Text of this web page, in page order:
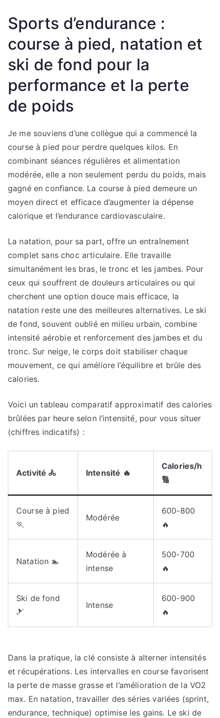
Sports d’endurance :
course à pied, natation et
ski de fond pour la
performance et la perte
de poids
Je me souviens d’une collègue qui a commencé la
course à pied pour perdre quelques kilos. En
combinant séances régulières et alimentation
modérée, elle a non seulement perdu du poids, mais
gagné en confiance. La course à pied demeure un
moyen direct et efficace d’augmenter la dépense
calorique et l’endurance cardiovasculaire.
La natation, pour sa part, offre un entraînement
complet sans choc articulaire. Elle travaille
simultanément les bras, le tronc et les jambes. Pour
ceux qui souffrent de douleurs articulaires ou qui
cherchent une option douce mais efficace, la
natation reste une des meilleures alternatives. Le ski
de fond, souvent oublié en milieu urbain, combine
intensité aérobie et renforcement des jambes et du
tronc. Sur neige, le corps doit stabiliser chaque
mouvement, ce qui améliore l’équilibre et brûle des
calories.
Voici un tableau comparatif approximatif des calories
brûlées par heure selon l’intensité, pour vous situer
(chiffres indicatifs) :
Activité 🚴 Intensité 🔥
Calories/h
🔢
Course à pied
🏃
Modérée
600-800
🔥
Natation 🏊
Modérée à
intense
500-700
🔥
Ski de fond
🎿
Intense
600-900
🔥
Dans la pratique, la clé consiste à alterner intensités
et récupérations. Les intervalles en course favorisent
la perte de masse grasse et l’amélioration de la VO2
max. En natation, travailler des séries variées (sprint,
endurance, technique) optimise les gains. Le ski de